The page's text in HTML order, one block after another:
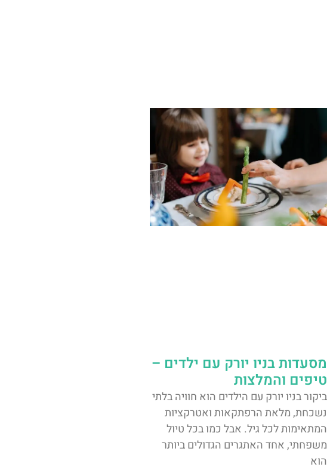
מסעדות בניו יורק עם ילדים –
טיפים והמלצות
ביקור בניו יורק עם הילדים הוא חוויה בלתי
נשכחת, מלאת הרפתקאות ואטרקציות
המתאימות לכל גיל. אבל כמו בכל טיול
משפחתי, אחד האתגרים הגדולים ביותר
הוא